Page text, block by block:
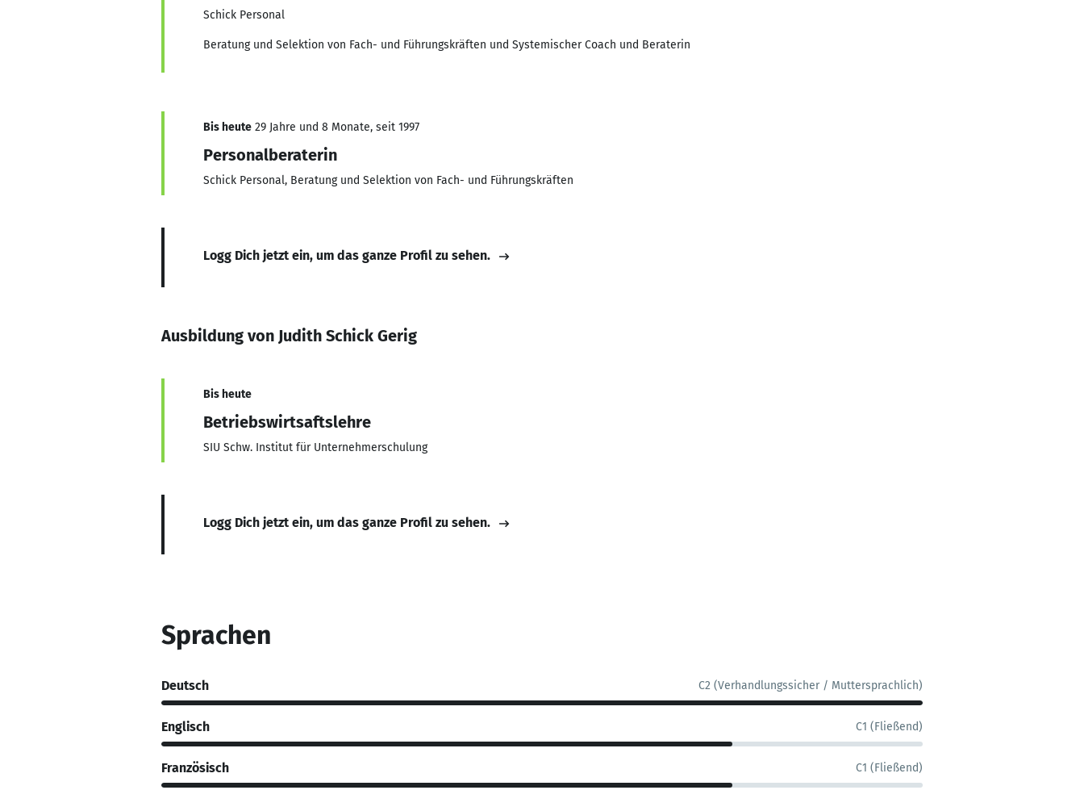
Schick Personal
Beratung und Selektion von Fach- und Führungskräften und Systemischer Coach und Beraterin
Bis heute 29 Jahre und 8 Monate, seit 1997
Personalberaterin
Schick Personal, Beratung und Selektion von Fach- und Führungskräften
Logg Dich jetzt ein, um das ganze Profil zu sehen.
Ausbildung von Judith Schick Gerig
Bis heute
Betriebswirtsaftslehre
SIU Schw. Institut für Unternehmerschulung
Logg Dich jetzt ein, um das ganze Profil zu sehen.
Sprachen
Deutsch C2 (Verhandlungssicher / Muttersprachlich)
Englisch C1 (Fließend)
Französisch C1 (Fließend)